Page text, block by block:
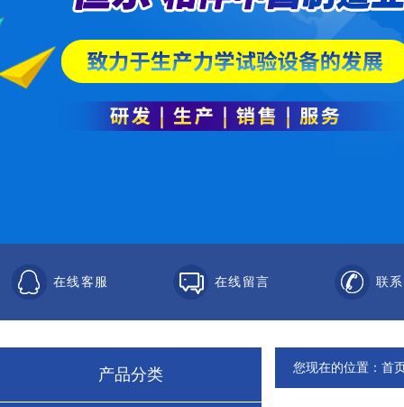
在线客服 在线留言 联
产品分类 您现在的位置： 首